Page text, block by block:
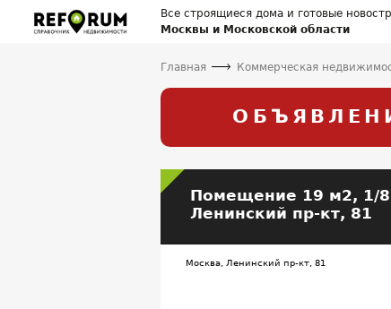
Все строящиеся дома и готовые
Москвы и Московской области
Главная Коммерческая
Помещение 19 м2, 1/
Ленинский пр-кт, 81
Москва, Ленинский пр-кт, 81